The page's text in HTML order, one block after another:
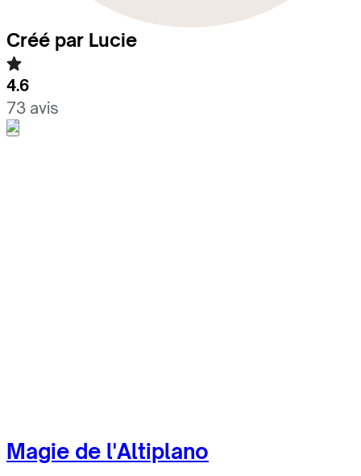
Créé par Lucie
4.6
73 avis
Magie de l'Altiplano